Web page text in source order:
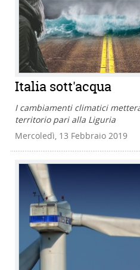
Italia sott'acqua
I cambiamenti climatici
territorio pari alla Liguria
Mercoledì, 13 Febbraio 2019